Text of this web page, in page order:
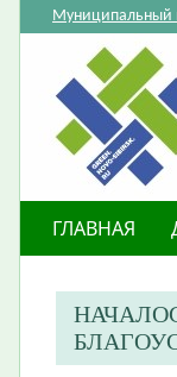
Муниципальный
ГЛАВНАЯ